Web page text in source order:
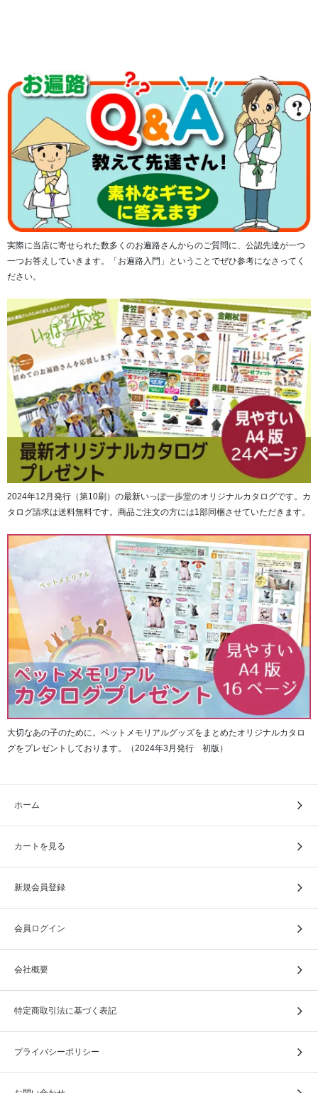
実際に当店に寄せられた数多くのお遍路さんからのご質問に、公認先達が一つ
一つお答えしていきます。「お遍路入門」ということでぜひ参考になさってく
ださい。
2024年12月発行（第10刷）の最新いっぽ一歩堂のオリジナルカタログです。カ
タログ請求は送料無料です。商品ご注文の方には1部同梱させていただきます。
大切なあの子のために。ペットメモリアルグッズをまとめたオリジナルカタロ
グをプレゼントしております。（2024年3月発行 初版）
ホーム
カートを見る
新規会員登録
会員ログイン
会社概要
特定商取引法に基づく表記
プライバシーポリシー